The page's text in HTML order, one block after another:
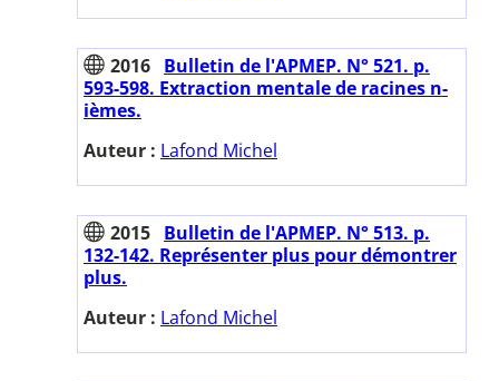
2016 Bulletin de l'APMEP. N° 521. p.
593-598. Extraction mentale de racines n-
ièmes.
Auteur : Lafond Michel
2015 Bulletin de l'APMEP. N° 513. p.
132-142. Représenter plus pour démontrer
plus.
Auteur : Lafond Michel